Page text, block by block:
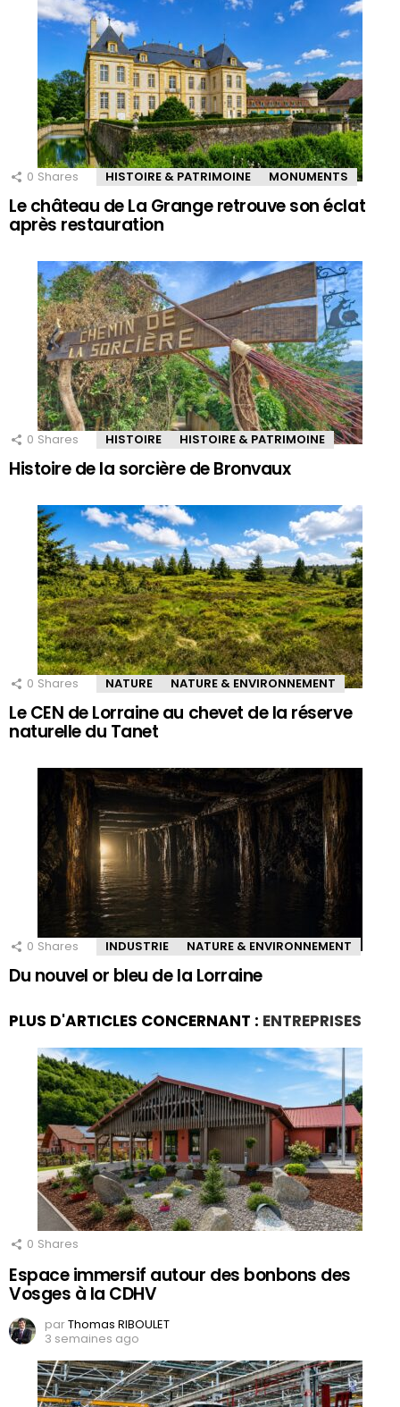
0 Shares HISTOIRE & PATRIMOINE MONUMENTS
Le château de La Grange retrouve son éclat
après restauration
0 Shares HISTOIRE HISTOIRE & PATRIMOINE
Histoire de la sorcière de Bronvaux
0 Shares NATURE NATURE & ENVIRONNEMENT
Le CEN de Lorraine au chevet de la réserve
naturelle du Tanet
0 Shares INDUSTRIE NATURE & ENVIRONNEMENT
Du nouvel or bleu de la Lorraine
PLUS D'ARTICLES CONCERNANT : ENTREPRISES
0 Shares
Espace immersif autour des bonbons des
Vosges à la CDHV
parThomas RIBOULET
3 semaines ago